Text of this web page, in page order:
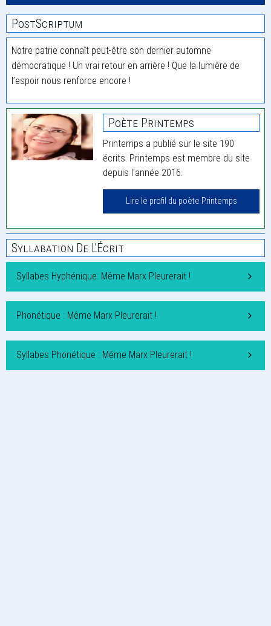
PostScriptum
Notre patrie connaît peut-être son dernier automne
démocratique ! Un vrai retour en arrière ! Que la lumière de
l’espoir nous renforce encore !
Poète Printemps
Printemps a publié sur le site 190
écrits. Printemps est membre du site
depuis l'année 2016.
Lire le profil du poète Printemps
Syllabation De L'Écrit
Syllabes Hyphénique: Même Marx Pleurerait !
Phonétique : Même Marx Pleurerait !
Syllabes Phonétique : Même Marx Pleurerait !